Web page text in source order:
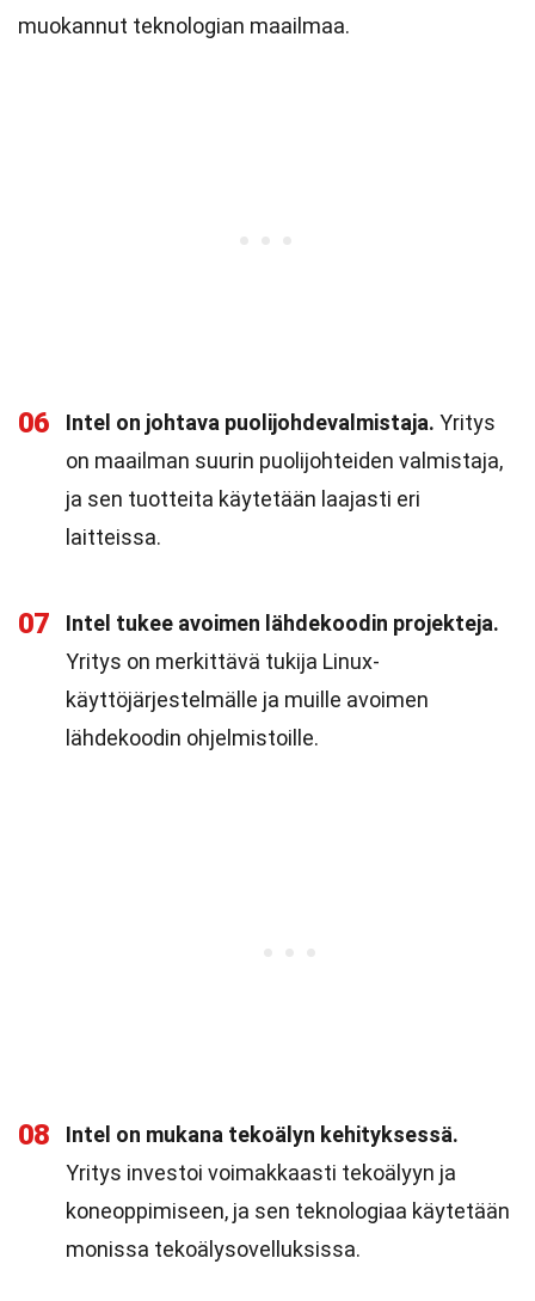
muokannut teknologian maailmaa.
06 Intel on johtava puolijohdevalmistaja. Yritys
on maailman suurin puolijohteiden valmistaja,
ja sen tuotteita käytetään laajasti eri
laitteissa.
07
Intel tukee avoimen lähdekoodin projekteja.
Yritys on merkittävä tukija Linux-
käyttöjärjestelmälle ja muille avoimen
lähdekoodin ohjelmistoille.
08
Intel on mukana tekoälyn kehityksessä.
Yritys investoi voimakkaasti tekoälyyn ja
koneoppimiseen, ja sen teknologiaa käytetään
monissa tekoälysovelluksissa.